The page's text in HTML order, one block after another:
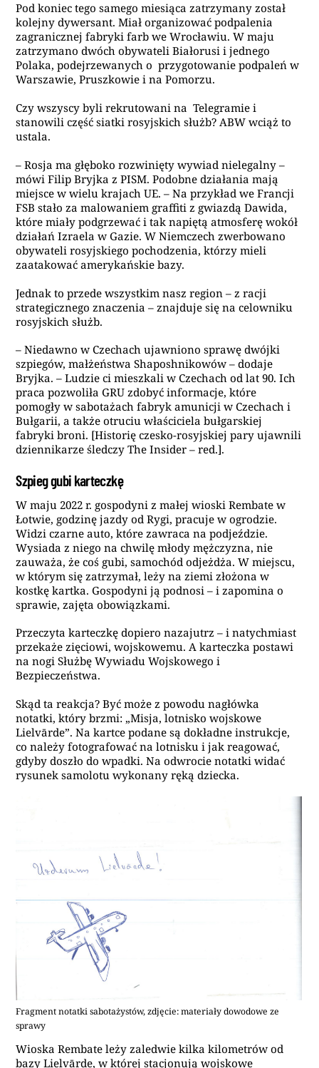
Pod koniec tego samego miesiąca zatrzymany został
kolejny dywersant. Miał organizować podpalenia
zagranicznej fabryki farb we Wrocławiu. W maju
zatrzymano dwóch obywateli Białorusi i jednego
Polaka, podejrzewanych o przygotowanie podpaleń w
Warszawie, Pruszkowie i na Pomorzu.
Czy wszyscy byli rekrutowani na Telegramie i
stanowili część siatki rosyjskich służb? ABW wciąż to
ustala.
– Rosja ma głęboko rozwinięty wywiad nielegalny –
mówi Filip Bryjka z PISM. Podobne działania mają
miejsce w wielu krajach UE. – Na przykład we Francji
FSB stało za malowaniem graffiti z gwiazdą Dawida,
które miały podgrzewać i tak napiętą atmosferę wokół
działań Izraela w Gazie. W Niemczech zwerbowano
obywateli rosyjskiego pochodzenia, którzy mieli
zaatakować amerykańskie bazy.
Jednak to przede wszystkim nasz region – z racji
strategicznego znaczenia – znajduje się na celowniku
rosyjskich służb.
– Niedawno w Czechach ujawniono sprawę dwójki
szpiegów, małżeństwa Shaposhnikowów – dodaje
Bryjka. – Ludzie ci mieszkali w Czechach od lat 90. Ich
praca pozwoliła GRU zdobyć informacje, które
pomogły w sabotażach fabryk amunicji w Czechach i
Bułgarii, a także otruciu właściciela bułgarskiej
fabryki broni. [Historię czesko-rosyjskiej pary ujawnili
dziennikarze śledczy The Insider – red.].
Szpieg gubi karteczkę
W maju 2022 r. gospodyni z małej wioski Rembate w
Łotwie, godzinę jazdy od Rygi, pracuje w ogrodzie.
Widzi czarne auto, które zawraca na podjeździe.
Wysiada z niego na chwilę młody mężczyzna, nie
zauważa, że coś gubi, samochód odjeżdża. W miejscu,
w którym się zatrzymał, leży na ziemi złożona w
kostkę kartka. Gospodyni ją podnosi – i zapomina o
sprawie, zajęta obowiązkami.
Przeczyta karteczkę dopiero nazajutrz – i natychmiast
przekaże zięciowi, wojskowemu. A karteczka postawi
na nogi Służbę Wywiadu Wojskowego i
Bezpieczeństwa.
Skąd ta reakcja? Być może z powodu nagłówka
notatki, który brzmi: „Misja, lotnisko wojskowe
Lielvārde”. Na kartce podane są dokładne instrukcje,
co należy fotografować na lotnisku i jak reagować,
gdyby doszło do wpadki. Na odwrocie notatki widać
rysunek samolotu wykonany ręką dziecka.
Fragment notatki sabotażystów, zdjęcie: materiały dowodowe ze
sprawy
Wioska Rembate leży zaledwie kilka kilometrów od
bazy Lielvārde, w której stacjonują wojskowe